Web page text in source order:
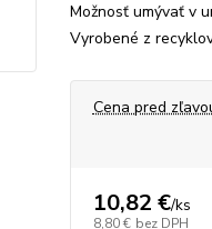
Možnosť umývať v
Vyrobené z
Cena pred
10,82 €/ks
8,80 € bez DPH